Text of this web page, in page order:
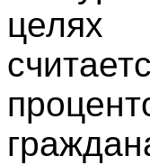
целях